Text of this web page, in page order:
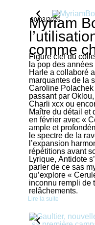
30/03/2026
Myriam
comme
Figure clef du
la pop des
Harle a collaboré
marquantes de la
Caroline
passant par
Charli xcx ou
Maître du détail et
en février avec «
ample et
le spectre de la
l’expansion harmonique.
répétitions avant
Lyrique, Antidote
parler de ce sas
qu’explore «
inconnu rempli de
relâchements.
Lire la suite